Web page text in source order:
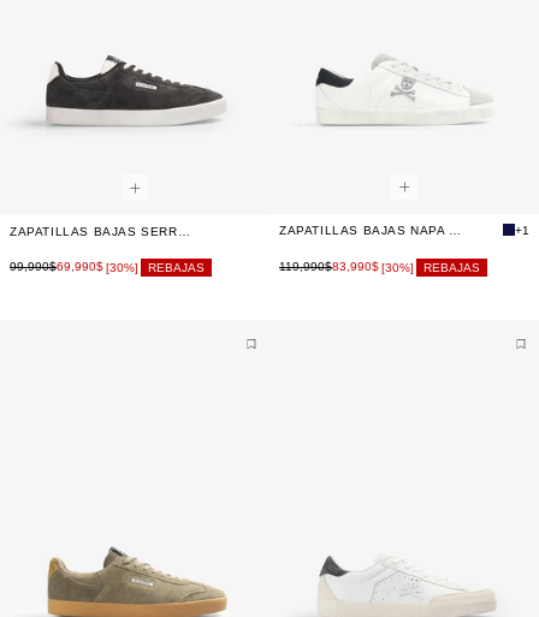
ZAPATILLAS BAJAS SERRAJE CEPILLADO
99,990$69,990$[30%] REBAJAS
ZAPATILLAS BAJAS NAPA CALAVERA +1
119,990$83,990$[30%] REBAJAS